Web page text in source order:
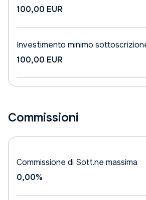
100,00 EUR
Investimento minimo
100,00 EUR
Commissioni
Commissione di Sott.ne massima
0,00%